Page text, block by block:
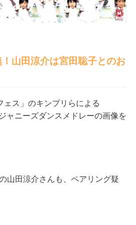
山田涼介は宮田聡子とのお
ス」のキンプリらによる
ャニーズダンスメドレーの画像を
山田涼介さんも、ペアリング疑